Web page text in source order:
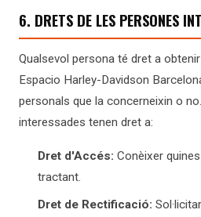
6. DRETS DE LES PERSONES
Qualsevol persona té dret a
Espacio Harley-Davidson
personals que la concerneixin o
interessades tenen dret a:
Dret d'Accés: Conèixer
tractant.
Dret de Rectificació: